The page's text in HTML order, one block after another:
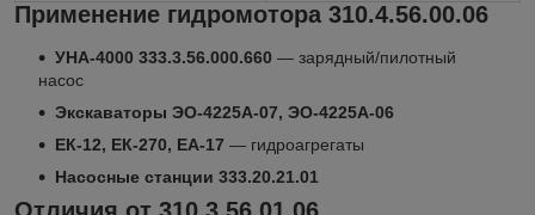
Применение гидромотора 310.4.56.00.06
УНА-4000 333.3.56.000.660 — зарядный/пилотный
насос
Экскаваторы ЭО-4225А-07, ЭО-4225А-06
ЕК-12, ЕК-270, ЕА-17 — гидроагрегаты
Насосные станции 333.20.21.01